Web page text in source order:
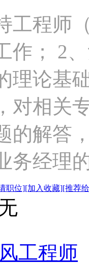
工程师
作； 2
理论基
对相关
的解答
务经理
职位][加入收藏][推荐
工程师